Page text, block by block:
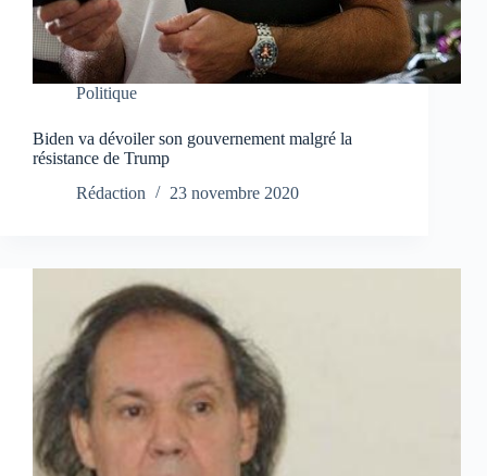
Politique
Biden va dévoiler son gouvernement malgré la
résistance de Trump
Rédaction
23 novembre 2020